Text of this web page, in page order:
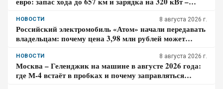
НОВОСТИ 8 августа 2026 г.
Российский электромобиль «Атом» начали передавать
владельцам: почему цена 3,98 млн рублей может
НОВОСТИ 8 августа 2026 г.
Москва – Геленджик на машине в августе 2026 года:
где М-4 встаёт в пробках и почему заправляться